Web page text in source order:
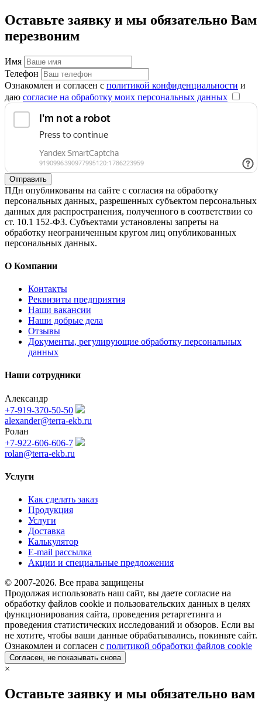
Оставьте заявку и мы обязательно Вам
перезвоним
Имя
Телефон
Ознакомлен и согласен с политикой конфиденциальности и
даю согласие на обработку моих персональных данных
Отправить
ПДн опубликованы на сайте с согласия на обработку
персональных данных, разрешенных субъектом персональных
данных для распространения, полученного в соответствии со
ст. 10.1 152-ФЗ. Субъектами установлены запреты на
обработку неограниченным кругом лиц опубликованных
персональных данных.
О Компании
Контакты
Реквизиты предприятия
Наши вакансии
Наши добрые дела
Отзывы
Документы, регулирующие обработку персональных
данных
Наши сотрудники
Александр
+7-919-370-50-50
alexander@terra-ekb.ru
Ролан
+7-922-606-606-7
rolan@terra-ekb.ru
Услуги
Как сделать заказ
Продукция
Услуги
Доставка
Калькулятор
E-mail рассылка
Акции и специальные предложения
© 2007-2026. Все права защищены
Продолжая использовать наш сайт, вы даете согласие на
обработку файлов cookie и пользовательских данных в целях
функционирования сайта, проведения ретаргетинга и
проведения статистических исследований и обзоров. Если вы
не хотите, чтобы ваши данные обрабатывались, покиньте сайт.
Ознакомлен и согласен с политикой обработки файлов cookie
Согласен, не показывать снова
×
Оставьте заявку и мы обязательно вам